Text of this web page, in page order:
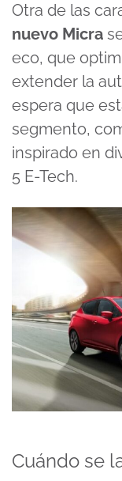
Otra de las
nuevo Micra
eco, que
extender la
espera que
segmento,
inspirado en
5 E-Tech.
Cuándo se